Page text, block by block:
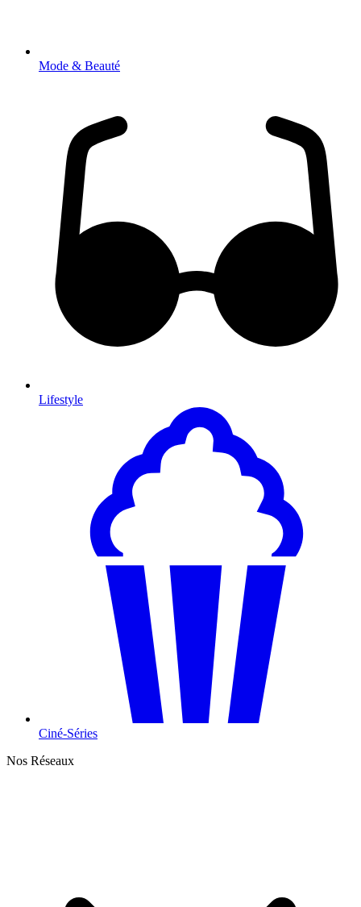
Mode & Beauté
Lifestyle
Ciné-Séries
Nos Réseaux